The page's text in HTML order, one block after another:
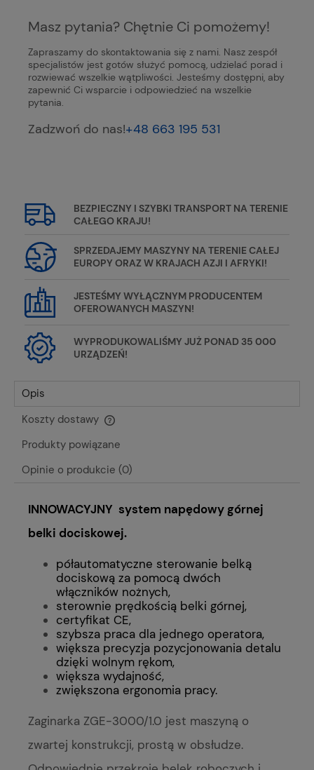
Masz pytania? Chętnie Ci pomożemy!
Zapraszamy do skontaktowania się z nami. Nasz zespół
specjalistów jest gotów służyć pomocą, udzielać porad i
rozwiewać wszelkie wątpliwości. Jesteśmy dostępni, aby
zapewnić Ci wsparcie i odpowiedzieć na wszelkie
pytania.
Zadzwoń do nas!+48 663 195 531
BEZPIECZNY I SZYBKI TRANSPORT NA TERENIE
CAŁEGO KRAJU!
SPRZEDAJEMY MASZYNY NA TERENIE CAŁEJ
EUROPY ORAZ W KRAJACH AZJI I AFRYKI!
JESTEŚMY WYŁĄCZNYM PRODUCENTEM
OFEROWANYCH MASZYN!
WYPRODUKOWALIŚMY JUŻ PONAD 35 000
URZĄDZEŃ!
Opis
Koszty dostawy
Cena nie zawiera ewentualnych kosztów płatności
Produkty powiązane
Opinie o produkcie (0)
INNOWACYJNY system napędowy górnej
belki dociskowej.
półautomatyczne sterowanie belką
dociskową za pomocą dwóch
włączników nożnych,
sterownie prędkością belki górnej,
certyfikat CE,
szybsza praca dla jednego operatora,
większa precyzja pozycjonowania detalu
dzięki wolnym rękom,
większa wydajność,
zwiększona ergonomia pracy.
Zaginarka ZGE-3000/1.0 jest maszyną o
zwartej konstrukcji, prostą w obsłudze.